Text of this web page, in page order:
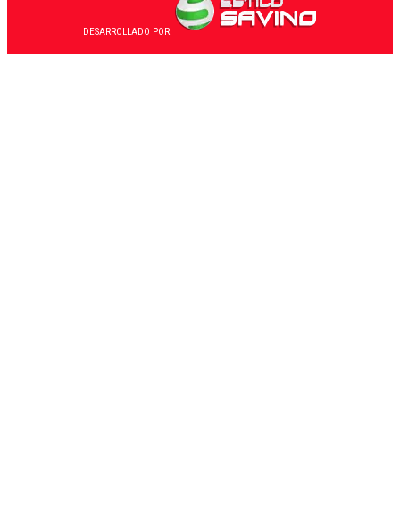
DESARROLLADO POR